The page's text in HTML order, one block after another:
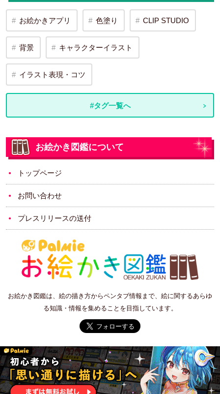
お絵かきアプリ 色塗り CLIP STUDIO
背景 キャラクターイラスト
イラスト表現・コツ
#タグ一覧へ
お絵かき図鑑について
トップページ
お問い合わせ
プレスリリースの送付
お絵かき図鑑は、絵の描き方からペンタブ情報まで、絵に関するあらゆ
る知識・情報を集めることを目指しています。